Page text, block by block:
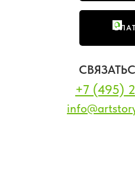
+7 (495)